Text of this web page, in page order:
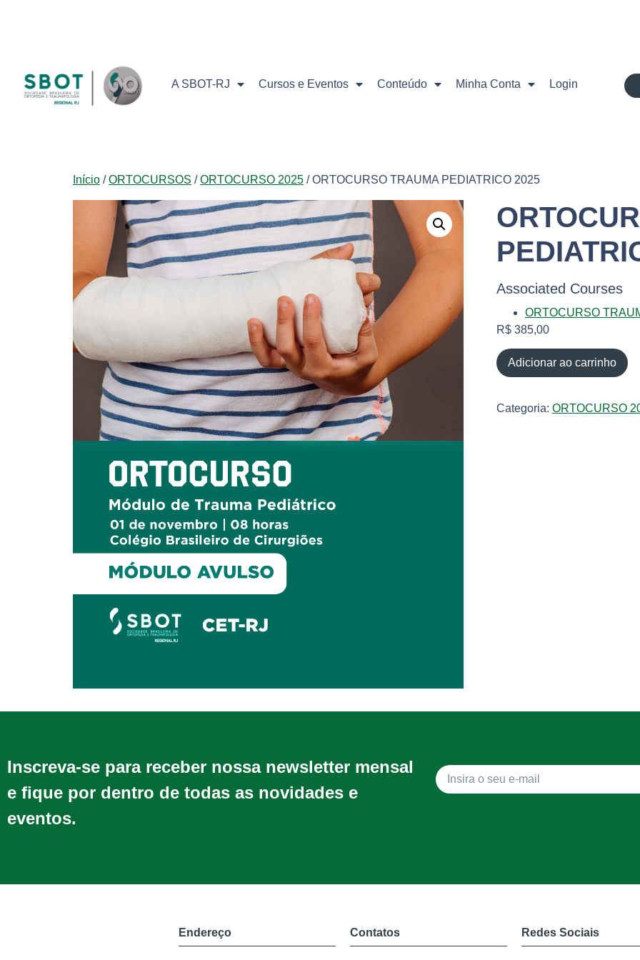
A SBOT-RJ Cursos e Eventos Conteúdo Minha Conta Login
Início /ORTOCURSOS /ORTOCURSO 2025 / ORTOCURSO TRAUMA PEDIATRICO 2025
Associated Courses
ORTOCURSO
R$385,00
Adicionar ao carrinho
Categoria: ORTOCURSO
Inscreva-se para receber nossa newsletter mensal
e fique por dentro de todas as novidades e
eventos.
Endereço Contatos Redes Sociais